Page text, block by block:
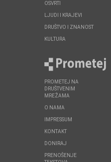
OSVRTI
LJUDI I KRAJEVI
DRUŠTVO I ZNANOST
KULTURA
PROMETEJ NA
DRUŠTVENIM
MREŽAMA
O NAMA
IMPRESSUM
KONTAKT
DONIRAJ
PRENOŠENJE